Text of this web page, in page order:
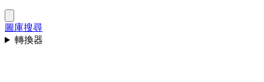
圖庫搜尋
轉換器